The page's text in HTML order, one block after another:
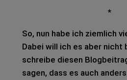
*
So, nun habe ich ziem­lich
Dabei will ich es aber nicht
schrei­be die­sen
sagen, dass es auch